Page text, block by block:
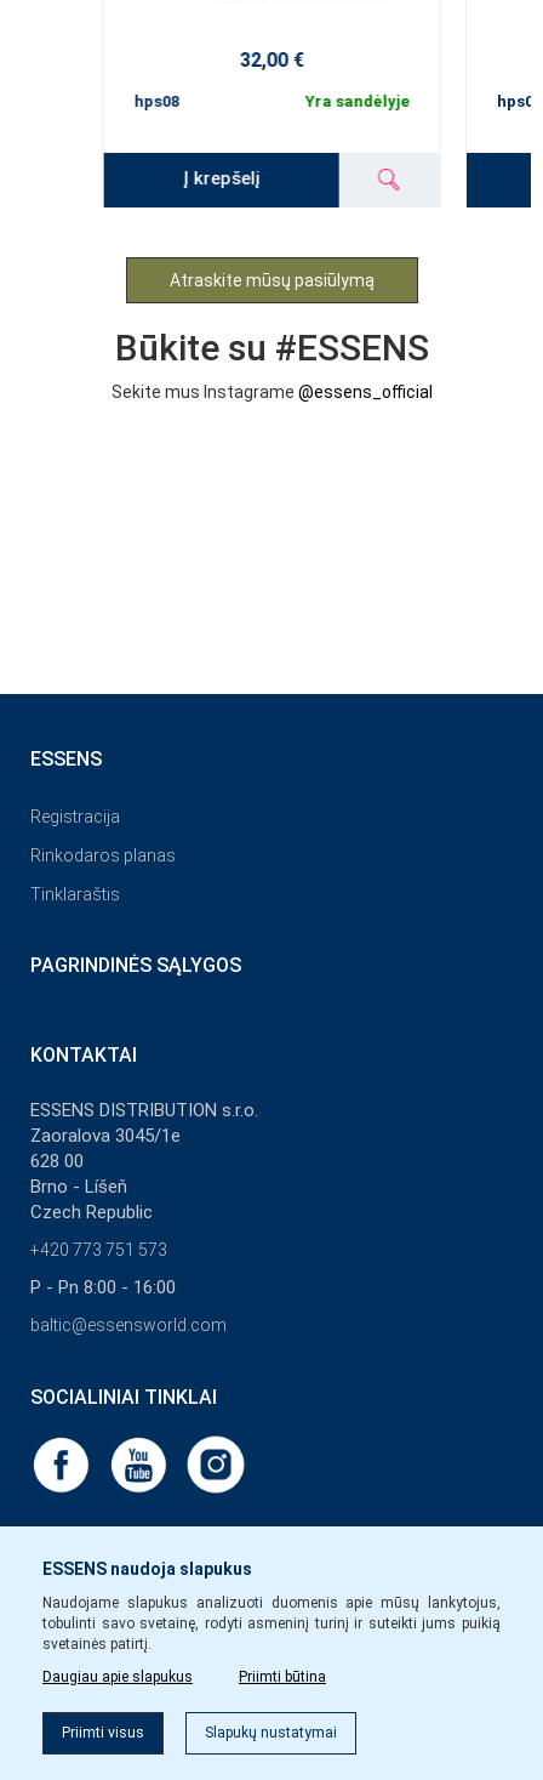
32,00 €
hps08 Yra sandėlyje
Į krepšelį
hps09
Atraskite mūsų pasiūlymą
Būkite su #ESSENS
Sekite mus Instagrame @essens_official
ESSENS naudoja slapukus
Naudojame slapukus analizuoti duomenis apie mūsų lankytojus,
tobulinti savo svetainę, rodyti asmeninį turinį ir suteikti jums puikią
svetainės patirtį.
Daugiau apie slapukus
Priimti būtina
Priimti visus Slapukų nustatymai
ESSENS
Registracija
Rinkodaros planas
Tinklaraštis
PAGRINDINĖS SĄLYGOS
KONTAKTAI
ESSENS DISTRIBUTION s.r.o.
Zaoralova 3045/1e
628 00
Brno - Líšeň
Czech Republic
+420 773 751 573
P - Pn 8:00 - 16:00
baltic@essensworld.com
SOCIALINIAI TINKLAI